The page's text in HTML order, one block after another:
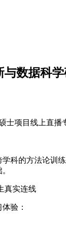
数据科
士项目线上直播
科的方法论训
真实连线
验：